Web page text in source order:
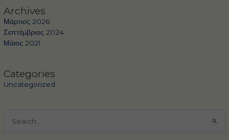
Archives
Μάρτιος 2026
Σεπτέμβριος 2024
Μάιος 2021
Categories
Uncategorized
για: